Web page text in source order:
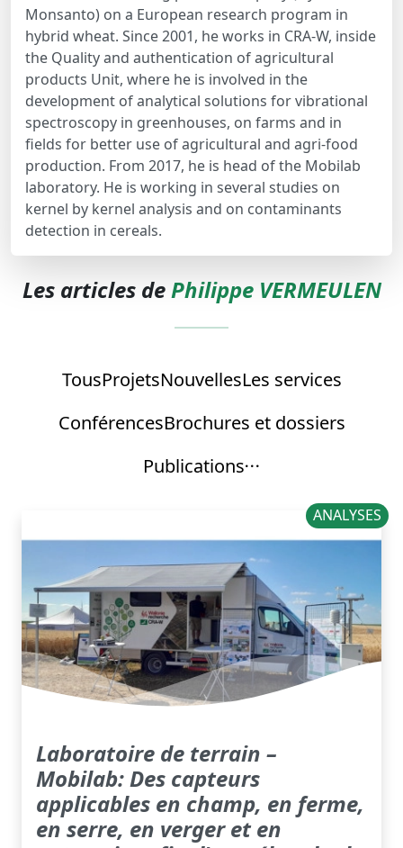
Monsanto) on a European research program in
hybrid wheat. Since 2001, he works in CRA-W, inside
the Quality and authentication of agricultural
products Unit, where he is involved in the
development of analytical solutions for vibrational
spectroscopy in greenhouses, on farms and in
fields for better use of agricultural and agri-food
production. From 2017, he is head of the Mobilab
laboratory. He is working in several studies on
kernel by kernel analysis and on contaminants
detection in cereals.
Les articles dePhilippe VERMEULEN
TousProjetsNouvellesLes services
ConférencesBrochures et dossiers
Publications
ANALYSES
Laboratoire de terrain –
Mobilab: Des capteurs
applicables en champ, en ferme,
en serre, en verger et en